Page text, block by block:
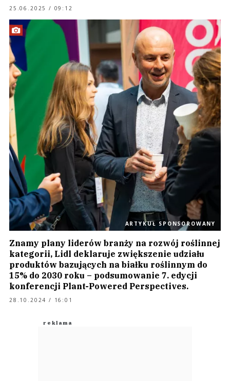
25.06.2025 / 09:12
ARTYKUŁ SPONSOROWANY
Znamy plany liderów branży na rozwój roślinnej
kategorii, Lidl deklaruje zwiększenie udziału
produktów bazujących na białku roślinnym do
15% do 2030 roku – podsumowanie 7. edycji
konferencji Plant-Powered Perspectives.
28.10.2024 / 16:01